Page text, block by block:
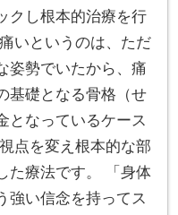
クし根本的治療を行
いというのは、ただ
姿勢でいたから、痛
基礎となる骨格（せ
となっているケース
点を変え根本的な部
た療法です。 「身体
強い信念を持ってス